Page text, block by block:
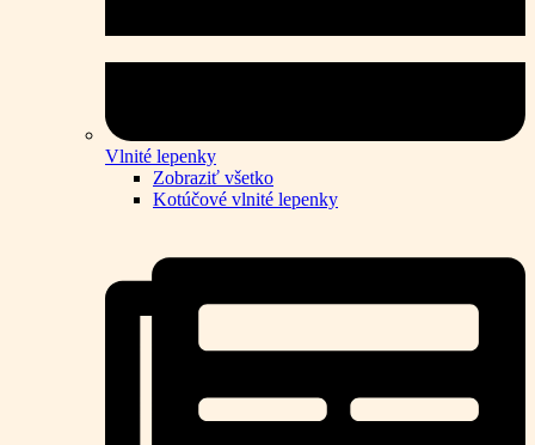
Vlnité lepenky
Zobraziť všetko
Kotúčové vlnité lepenky